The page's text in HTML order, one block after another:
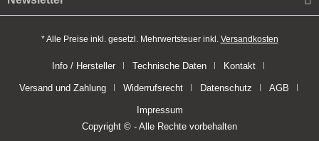
* Alle Preise inkl. gesetzl. Mehrwertsteuer inkl. Versandkosten
Info / Hersteller Technische Daten Kontakt
Versand und Zahlung Widerrufsrecht Datenschutz AGB
Impressum
Copyright © - Alle Rechte vorbehalten